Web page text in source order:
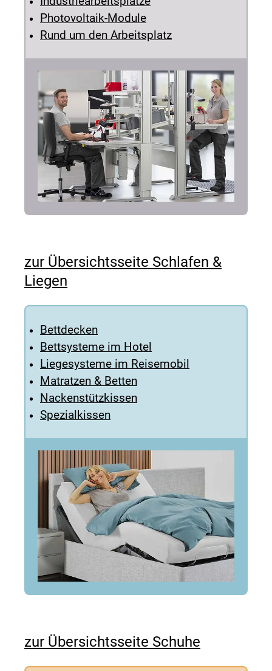
Photovoltaik-Module
Rund um den Arbeitsplatz
zur Übersichtsseite Schlafen &
Liegen
Bettdecken
Bettsysteme im Hotel
Liegesysteme im Reisemobil
Matratzen & Betten
Nackenstützkissen
Spezialkissen
zur Übersichtsseite Schuhe